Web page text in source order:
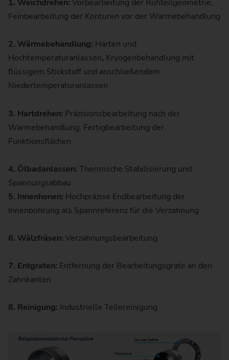
1. Weichdrehen: Vorbearbeitung der Rohteilgeometrie,
Feinbearbeitung der Konturen vor der Wärmebehandlung
2. Wärmebehandlung: Härten und
Hochtemperaturanlassen, Kryogenbehandlung mit
flüssigem Stickstoff und anschließendem
Niedertemperaturanlassen
3. Hartdrehen: Präzisionsbearbeitung nach der
Wärmebehandlung, Fertigbearbeitung der
Funktionsflächen
4. Ölbadanlassen: Thermische Stabilisierung und
Spannungsabbau
5. Innenhonen: Hochpräzise Endbearbeitung der
Innenbohrung als Spannreferenz für die Verzahnung
6. Wälzfräsen: Verzahnungsbearbeitung
7. Entgraten: Entfernung der Bearbeitungsgrate an den
Zahnkanten
8. Reinigung: Industrielle Teilereinigung